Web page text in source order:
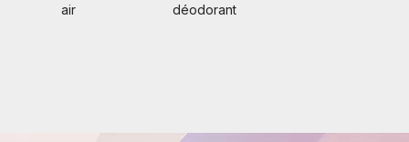
air
déodorant